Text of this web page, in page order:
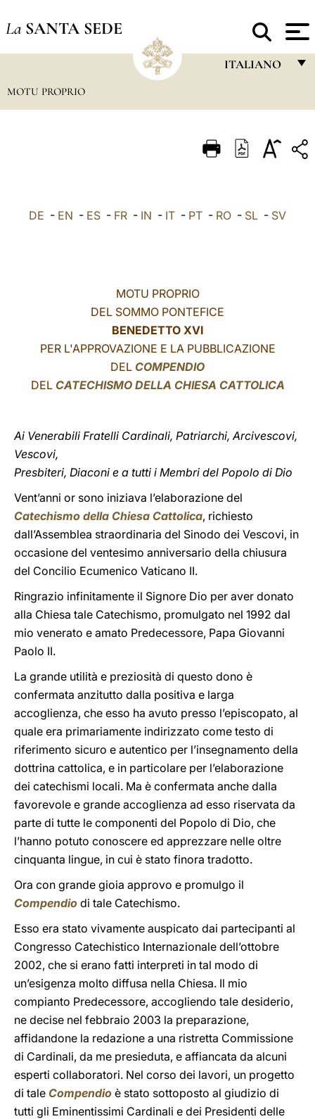
La SANTA SEDE
ITALIANO
ITALIANO
中文
MOTU PROPRIO
DE - EN - ES - FR - IN - IT - PT - RO - SL - SV
MOTU PROPRIO
DEL SOMMO PONTEFICE
BENEDETTO XVI
PER L'APPROVAZIONE E LA PUBBLICAZIONE
DEL COMPENDIO
DEL CATECHISMO DELLA CHIESA CATTOLICA
Ai Venerabili Fratelli Cardinali, Patriarchi, Arcivescovi,
Vescovi,
Presbiteri, Diaconi e a tutti i Membri del Popolo di Dio
Vent’anni or sono iniziava l’elaborazione del
Catechismo della Chiesa Cattolica, richiesto
dall’Assemblea straordinaria del Sinodo dei Vescovi, in
occasione del ventesimo anniversario della chiusura
del Concilio Ecumenico Vaticano II.
Ringrazio infinitamente il Signore Dio per aver donato
alla Chiesa tale Catechismo, promulgato nel 1992 dal
mio venerato e amato Predecessore, Papa Giovanni
Paolo II.
La grande utilità e preziosità di questo dono è
confermata anzitutto dalla positiva e larga
accoglienza, che esso ha avuto presso l’episcopato, al
quale era primariamente indirizzato come testo di
riferimento sicuro e autentico per l’insegnamento della
dottrina cattolica, e in particolare per l’elaborazione
dei catechismi locali. Ma è confermata anche dalla
favorevole e grande accoglienza ad esso riservata da
parte di tutte le componenti del Popolo di Dio, che
l’hanno potuto conoscere ed apprezzare nelle oltre
cinquanta lingue, in cui è stato finora tradotto.
Ora con grande gioia approvo e promulgo il
Compendio di tale Catechismo.
Esso era stato vivamente auspicato dai partecipanti al
Congresso Catechistico Internazionale dell’ottobre
2002, che si erano fatti interpreti in tal modo di
un’esigenza molto diffusa nella Chiesa. Il mio
compianto Predecessore, accogliendo tale desiderio,
ne decise nel febbraio 2003 la preparazione,
affidandone la redazione a una ristretta Commissione
di Cardinali, da me presieduta, e affiancata da alcuni
esperti collaboratori. Nel corso dei lavori, un progetto
di tale Compendio è stato sottoposto al giudizio di
tutti gli Eminentissimi Cardinali e dei Presidenti delle